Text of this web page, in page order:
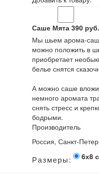
Саше Мята390 руб.
Мы шьем арома-
можно положить в
приобретает
белье снятся
А можно саше
немного аромата
снять стресс и
бодрыми.
Производитель
Россия, Санкт-
Размеры: 6х8